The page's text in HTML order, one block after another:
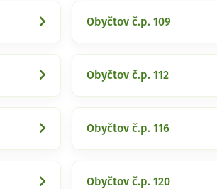
Obyčtov č.p. 109
Obyčtov č.p. 112
Obyčtov č.p. 116
Obyčtov č.p. 120